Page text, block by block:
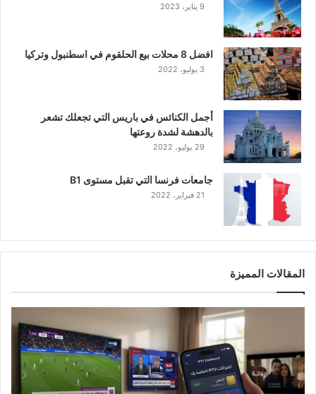
9 يناير، 2023
افضل 8 محلات بيع الحلقوم في اسطنبول وتركيا
3 يوليو، 2022
أجمل الكنائس في باريس التي تجعلك تشعر
بالدهشة لشدة روعتها
29 يوليو، 2022
جامعات فرنسا التي تقبل مستوى B1
21 فبراير، 2022
المقالات المميزة
ل
ا
خ